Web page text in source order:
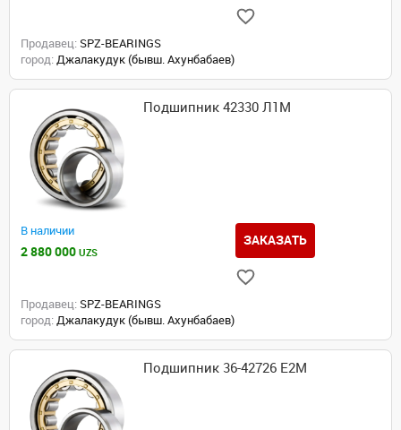
Продавец: SPZ-BEARINGS
город: Джалакудук (бывш. Ахунбабаев)
Подшипник 42330 Л1М
В наличии
2 880 000 UZS
ЗАКАЗАТЬ
Продавец: SPZ-BEARINGS
город: Джалакудук (бывш. Ахунбабаев)
Подшипник 36-42726 Е2М